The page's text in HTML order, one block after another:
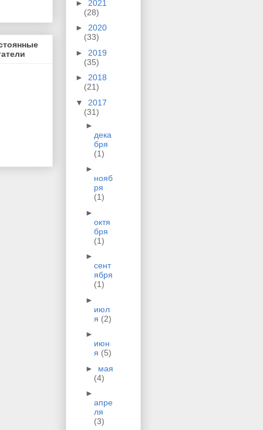
► 2021
(28)
► 2020
(33)
► 2019
(35)
► 2018
(21)
▼ 2017
(31)
►
дека
бря
(1)
►
нояб
ря
(1)
►
октя
бря
(1)
►
сент
ября
(1)
►
июл
я (2)
►
июн
я (5)
► мая
(4)
►
апре
ля
(3)